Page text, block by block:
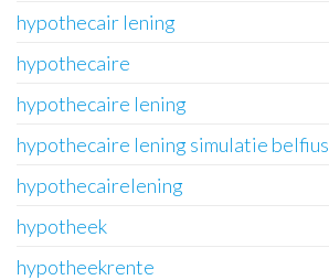
hypothecair lening
hypothecaire
hypothecaire lening
hypothecaire lening simulatie belfius
hypothecairelening
hypotheek
hypotheekrente